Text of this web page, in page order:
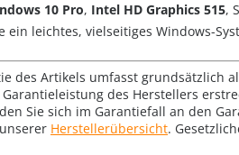
10 Pro, Intel HD Graphics 515,
leichtes, vielseitiges Windows-
des Artikels umfasst grundsätzlich
des Herstellers
Sie sich im Garantiefall an den
Herstellerübersicht.